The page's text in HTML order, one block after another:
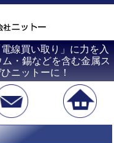
線買い取り」に力を入
・錫などを含む金属ス
ニットーに！